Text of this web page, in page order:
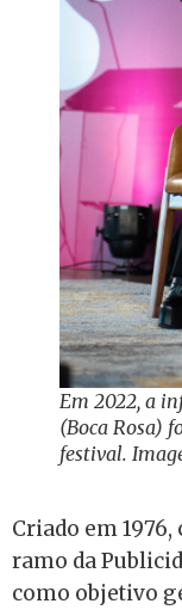
Em 2022, a
(Boca Rosa)
festival.
Criado em
ramo da
como objetivo